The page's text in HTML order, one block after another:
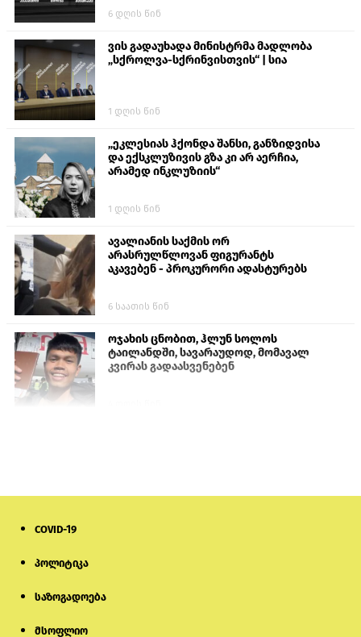
6 დღის წინ
ვის გადაუხადა მინისტრმა მადლობა
„სქროლვა-სქრინვისთვის“ | სია
1 დღის წინ
„ეკლესიას ჰქონდა შანსი, განზიდვისა
და ექსკლუზივის გზა კი არ აერჩია,
არამედ ინკლუზიის“
1 დღის წინ
ავალიანის საქმის ორ
არასრულწლოვან ფიგურანტს
აკავებენ - პროკურორი ადასტურებს
6 საათის წინ
ოჯახის ცნობით, ჰლუნ სოლოს
ტაილანდში, სავარაუდოდ, მომავალ
კვირას გადაასვენებენ
COVID-19
პოლიტიკა
საზოგადოება
მსოფლიო